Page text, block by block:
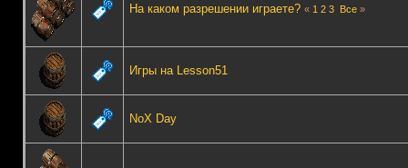
На каком разрешении играете? « 1 2 3 Все»
Игры на Lesson51
NoX Day